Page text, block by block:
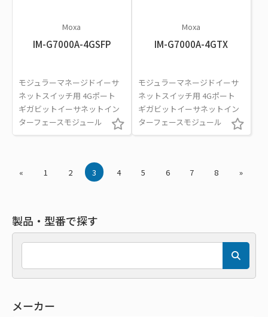
Moxa
IM-G7000A-4GSFP
モジュラーマネージドイーサ
ネットスイッチ用 4Gポート
ギガビットイーサネットイン
ターフェースモジュール
Moxa
IM-G7000A-4GTX
モジュラーマネージドイーサ
ネットスイッチ用 4Gポート
ギガビットイーサネットイン
ターフェースモジュール
« 1 2 3 4 5 6 7 8 »
製品・型番で探す
メーカー